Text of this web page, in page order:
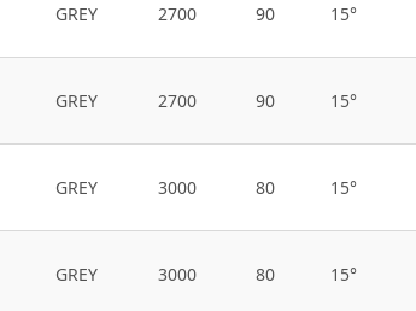
GREY 2700 90 15°
GREY 2700 90 15°
GREY 3000 80 15°
GREY 3000 80 15°